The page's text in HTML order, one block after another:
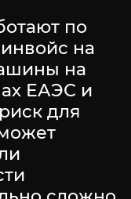
по
на
на
ЕАЭС и
для